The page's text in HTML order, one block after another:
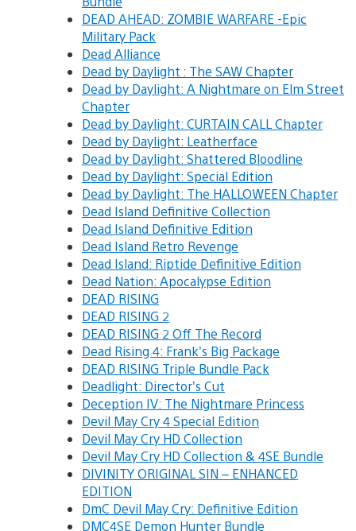
DEAD AHEAD: ZOMBIE WARFARE -Epic
Military Pack
Dead Alliance
Dead by Daylight : The SAW Chapter
Dead by Daylight: A Nightmare on Elm Street
Chapter
Dead by Daylight: CURTAIN CALL Chapter
Dead by Daylight: Leatherface
Dead by Daylight: Shattered Bloodline
Dead by Daylight: Special Edition
Dead by Daylight: The HALLOWEEN Chapter
Dead Island Definitive Collection
Dead Island Definitive Edition
Dead Island Retro Revenge
Dead Island: Riptide Definitive Edition
Dead Nation: Apocalypse Edition
DEAD RISING
DEAD RISING 2
DEAD RISING 2 Off The Record
Dead Rising 4: Frank’s Big Package
DEAD RISING Triple Bundle Pack
Deadlight: Director’s Cut
Deception IV: The Nightmare Princess
Devil May Cry 4 Special Edition
Devil May Cry HD Collection
Devil May Cry HD Collection & 4SE Bundle
DIVINITY ORIGINAL SIN – ENHANCED
EDITION
DmC Devil May Cry: Definitive Edition
DMC4SE Demon Hunter Bundle